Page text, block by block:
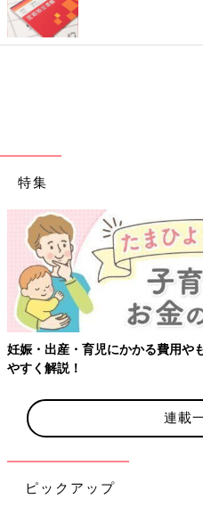
みなさんも、もしずっとお子さ
まったら
きっと優しくしてくれると思い
[ひよこエッグ]
都内在住のワーママ。
子育ての記録をブログやインス
ブログ：ひよこエッグつうしん
インスタグラム：@hiyokoegg11
前の話
とき娘は…【子育て
なめてました日記
特集
妊娠・出産・育児にかかる費用や
やすく解説！
連載
ピックアップ